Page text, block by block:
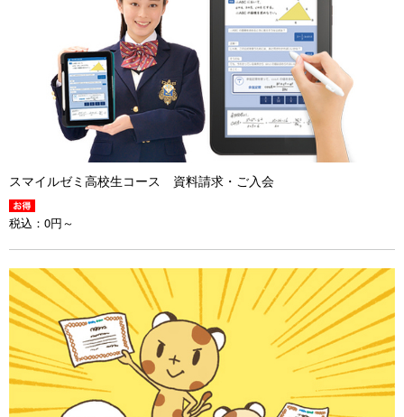
スマイルゼミ高校生コース 資料請求・ご入会
税込： 0円～